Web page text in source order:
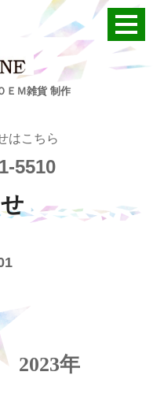
ＥＭ雑貨 制作
はこちら
5510
2023年